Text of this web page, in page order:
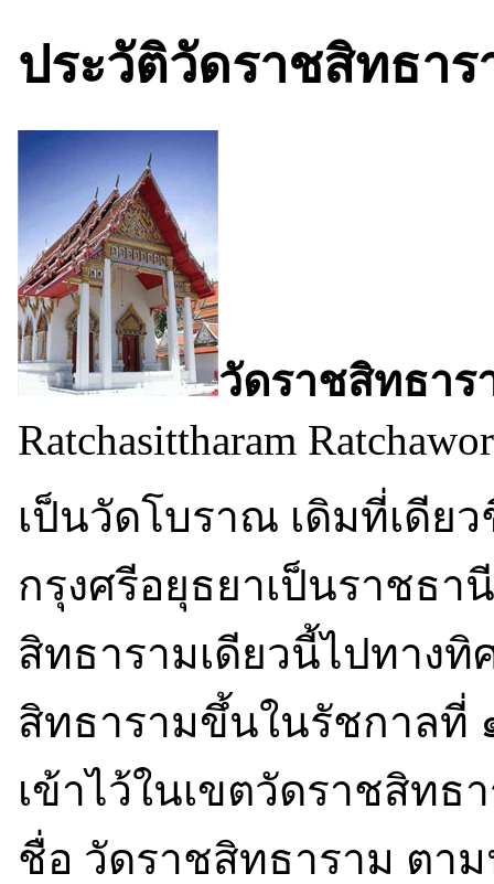
ประวัติวัดราชสิทธาร
วัดราชสิทธาร
Ratchasittharam
เป็นวัดโบราณ เดิมที่เดีย
กรุงศรีอยุธยาเป็นราชธ
สิทธารามเดียวนี้ไปทาง
สิทธารามขึ้นในรัชกาลที่
เข้าไว้ในเขตวัดราชสิทธ
ชื่อ วัดราชสิทธาราม ตา